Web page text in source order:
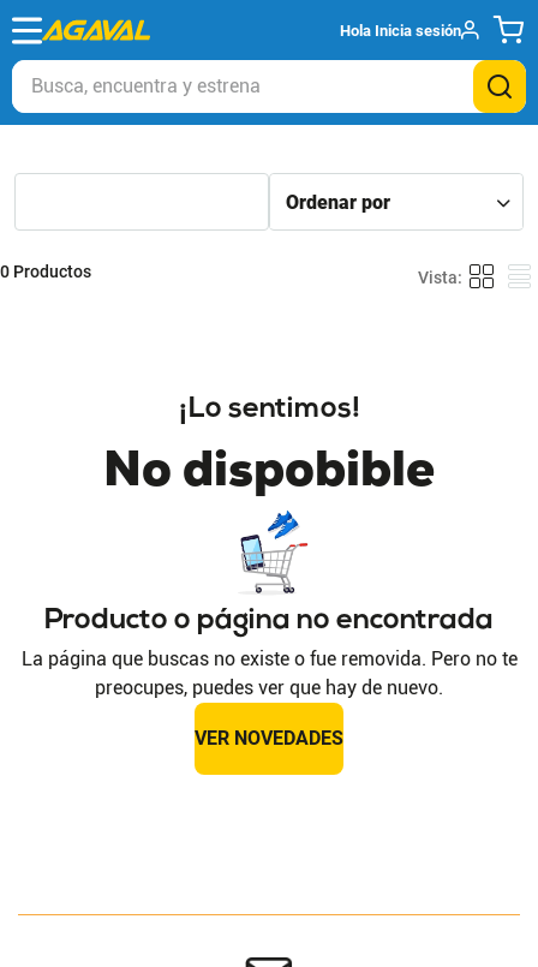
Hola Inicia sesión
Busca, encuentra y estrena
0 Productos
¡Lo sentimos!
No dispobible
Producto o página no encontrada
La página que buscas no existe o fue removida. Pero no te
preocupes, puedes ver que hay de nuevo.
VER NOVEDADES